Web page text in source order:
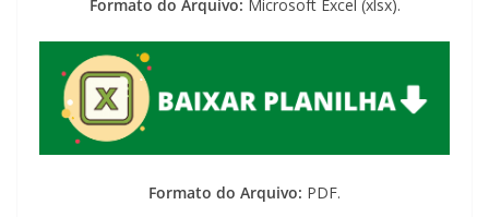
Formato do Arquivo: Microsoft Excel (xlsx).
Formato do Arquivo: PDF.